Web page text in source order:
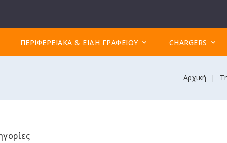
ΠΕΡΙΦΕΡΕΙΑΚΆ & ΕΊΔΗ ΓΡΑΦΕΊΟΥ  CHARGERS 
Αρχική